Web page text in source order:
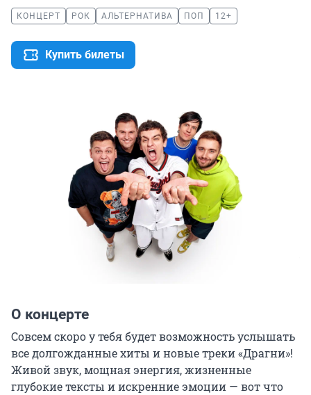
КОНЦЕРТ РОК АЛЬТЕРНАТИВА ПОП 12+
Купить билеты
О концерте
Совсем скоро у тебя будет возможность услышать
все долгожданные хиты и новые треки «Драгни»!
Живой звук, мощная энергия, жизненные
глубокие тексты и искренние эмоции — вот что